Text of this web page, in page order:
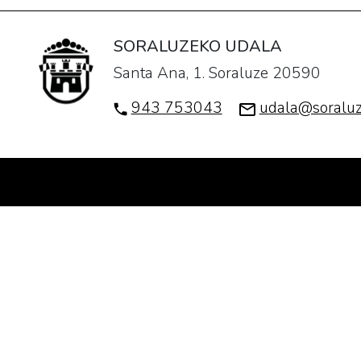
SORALUZEKO UDALA
Santa Ana, 1. Soraluze 20590
943 753043